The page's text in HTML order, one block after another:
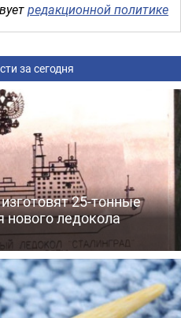
редакционной политике
за сегодня
25-тонные
нового ледокола